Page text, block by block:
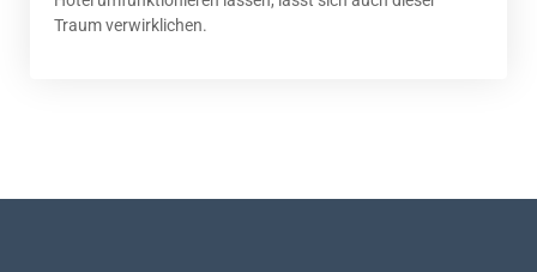
Traum verwirklichen.